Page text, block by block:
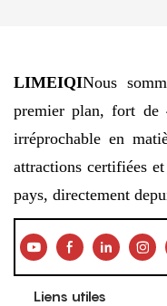
LIMEIQINous
premier plan, fort de
irréprochable en
attractions certifiées
pays, directement
Liens utiles